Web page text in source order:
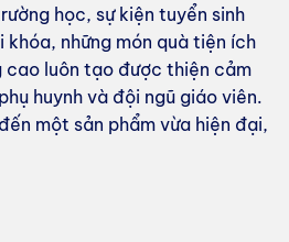
học, sự kiện tuyển sinh
khóa, những món quà tiện ích
cao luôn tạo được thiện cảm
huynh và đội ngũ giáo viên.
một sản phẩm vừa hiện đại,